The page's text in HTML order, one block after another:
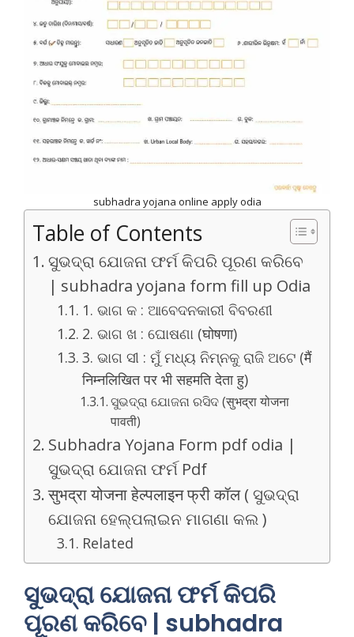
subhadra yojana online apply odia
Table of Contents
ସୁଭଦ୍ରା ଯୋଜନା ଫର୍ମ କିପରି ପୂରଣ କରିବେ
| subhadra yojana form fill up Odia
1. ଭାଗ କ : ଆବେଦନକାରୀ ବିବରଣୀ
2. ଭାଗ ଖ : ଘୋଷଣା (घोषणा)
3. ଭାଗ ସୀ : ମୁଁ ମଧ୍ୟ ନିମ୍ନକୁ ରାଜି ଅଟେ (मैं
निम्नलिखित पर भी सहमति देता हु)
ସୁଭଦ୍ରା ଯୋଜନା ରସିଦ (सुभद्रा योजना
पावती)
Subhadra Yojana Form pdf odia |
ସୁଭଦ୍ରା ଯୋଜନା ଫର୍ମ Pdf
सुभद्रा योजना हेल्पलाइन फ्री कॉल ( ସୁଭଦ୍ରା
ଯୋଜନା ହେଲ୍ପଲାଇନ ମାଗଣା କଲ )
Related
ସୁଭଦ୍ରା ଯୋଜନା ଫର୍ମ କିପରି
ପୂରଣ କରିବେ | subhadra